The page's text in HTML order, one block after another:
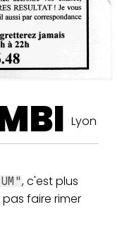
Lyon
, c'est plus
faire rimer